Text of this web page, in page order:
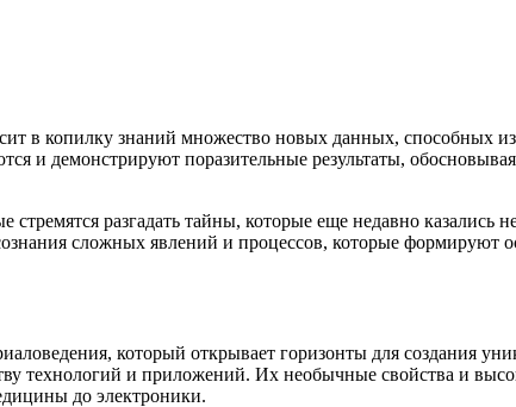
в копилку знаний множество новых данных, способных
и демонстрируют поразительные результаты,
разгадать тайны, которые еще недавно казались
сложных явлений и процессов, которые формируют
который открывает горизонты для создания
технологий и приложений. Их необычные свойства и
до электроники.